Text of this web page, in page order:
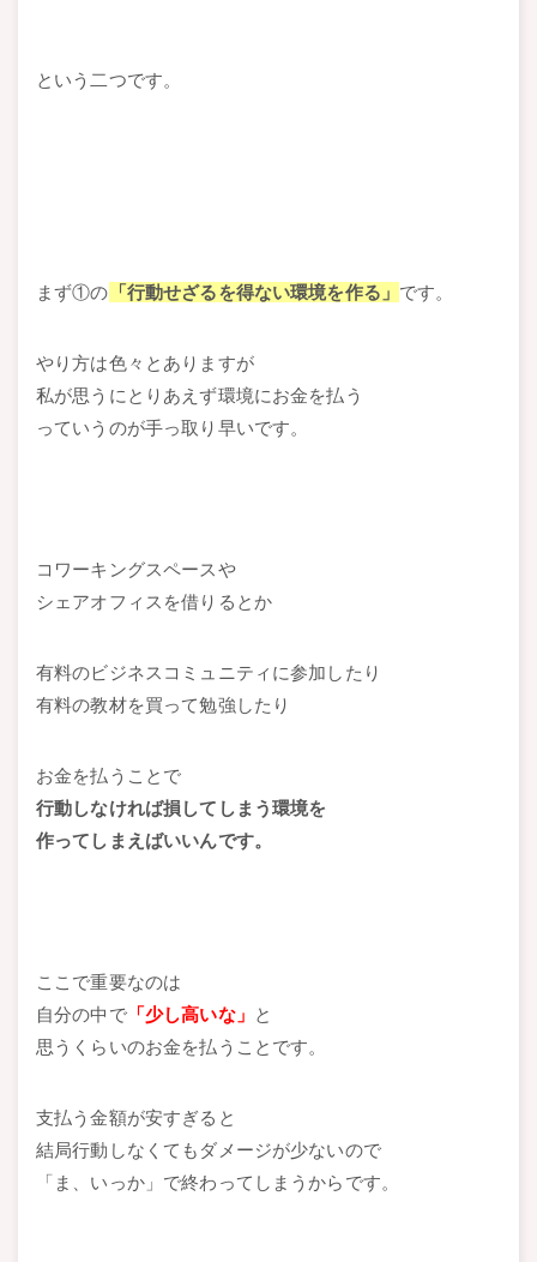
という二つです。
まず①の 「行動せざるを得ない環境を作る」 です。
やり方は色々とありますが
私が思うにとりあえず環境にお金を払う
っていうのが手っ取り早いです。
コワーキングスペースや
シェアオフィスを借りるとか
有料のビジネスコミュニティに参加したり
有料の教材を買って勉強したり
お金を払うことで
行動しなければ損してしまう環境を
作ってしまえばいいんです。
ここで重要なのは
自分の中で「少し高いな」 と
思うくらいのお金を払うことです。
支払う金額が安すぎると
結局行動しなくてもダメージが少ないので
「ま、いっか」で終わってしまうからです。